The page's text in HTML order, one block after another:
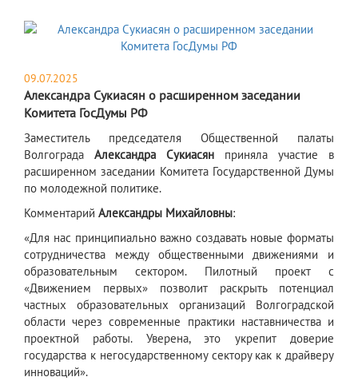
09.07.2025
Александра Сукиасян о расширенном заседании
Комитета ГосДумы РФ
​Заместитель председателя Общественной палаты
Волгограда Александра Сукиасян приняла участие в
расширенном заседании Комитета Государственной Думы
по молодежной политике.
Комментарий Александры Михайловны:
«Для нас принципиально важно создавать новые форматы
сотрудничества между общественными движениями и
образовательным сектором. Пилотный проект с
«Движением первых» позволит раскрыть потенциал
частных образовательных организаций Волгоградской
области через современные практики наставничества и
проектной работы. Уверена, это укрепит доверие
государства к негосударственному сектору как к драйверу
инноваций».